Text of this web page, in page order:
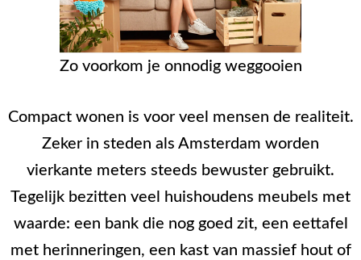
Zo voorkom je onnodig weggooien
Compact wonen is voor veel mensen de realiteit.
Zeker in steden als Amsterdam worden
vierkante meters steeds bewuster gebruikt.
Tegelijk bezitten veel huishoudens meubels met
waarde: een bank die nog goed zit, een eettafel
met herinneringen, een kast van massief hout of